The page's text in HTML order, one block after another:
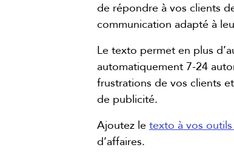
de répondre à vos clients
communication adapté à
Le texto permet en plus
automatiquement 7-24
frustrations de vos clients
de publicité.
Ajoutez le texto à vos
d’affaires.